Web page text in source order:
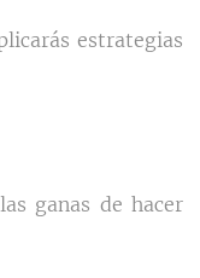
estrategias
ganas de hacer